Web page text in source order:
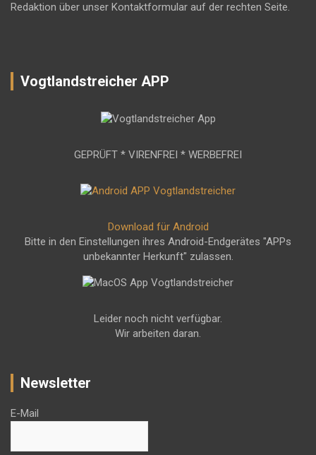
Redaktion über unser Kontaktformular auf der rechten Seite.
Vogtlandstreicher APP
GEPRÜFT * VIRENFREI * WERBEFREI
Download für Android
Bitte in den Einstellungen ihres Android-Endgerätes "APPs
unbekannter Herkunft" zulassen.
Leider noch nicht verfügbar.
Wir arbeiten daran.
Newsletter
E-Mail